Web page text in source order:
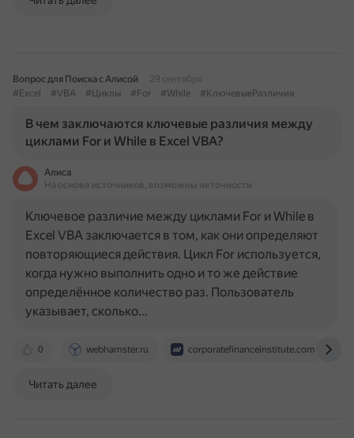
Вопрос для Поиска с Алисой
29 сентября
#Excel
#VBA #Циклы #For #While #КлючевыеРазличия
В чем заключаются ключевые различия между
циклами For и While в Excel VBA?
Алиса
На основе источников, возможны неточности
0 webhamster.ru corporatefinanceinstitute.com
Ключевое различие между циклами For и While в
Excel VBA заключается в том, как они определяют
повторяющиеся действия. Цикл For используется,
когда нужно выполнить одно и то же действие
определённое количество раз. Пользователь
указывает, сколько…
Читать далее